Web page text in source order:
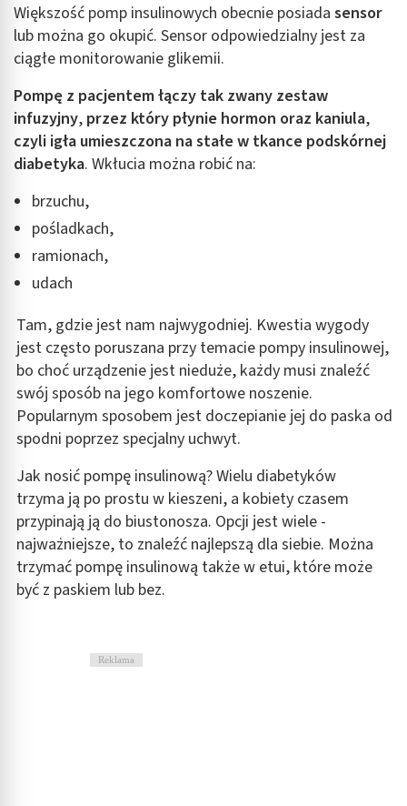
Większość pomp insulinowych obecnie posiada sensor
lub można go okupić. Sensor odpowiedzialny jest za
ciągłe monitorowanie glikemii.
Pompę z pacjentem łączy tak zwany zestaw
infuzyjny, przez który płynie hormon oraz kaniula,
czyli igła umieszczona na stałe w tkance podskórnej
diabetyka. Wkłucia można robić na:
brzuchu,
pośladkach,
ramionach,
udach
Tam, gdzie jest nam najwygodniej. Kwestia wygody
jest często poruszana przy temacie pompy insulinowej,
bo choć urządzenie jest nieduże, każdy musi znaleźć
swój sposób na jego komfortowe noszenie.
Popularnym sposobem jest doczepianie jej do paska od
spodni poprzez specjalny uchwyt.
Jak nosić pompę insulinową? Wielu diabetyków
trzyma ją po prostu w kieszeni, a kobiety czasem
przypinają ją do biustonosza. Opcji jest wiele -
najważniejsze, to znaleźć najlepszą dla siebie. Można
trzymać pompę insulinową także w etui, które może
być z paskiem lub bez.
Reklama